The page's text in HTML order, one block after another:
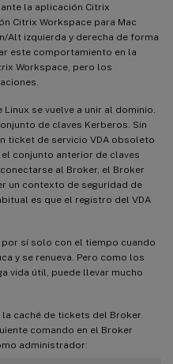
la aplicación Citrix
Citrix Workspace para Mac
Alt izquierda y derecha de forma
este comportamiento en la
Workspace, pero los
se vuelve a unir al dominio.
de claves Kerberos. Sin
ticket de servicio VDA obsoleto
conjunto anterior de claves
al Broker, el Broker
un contexto de seguridad de
es que el registro del VDA
sí solo con el tiempo cuando
y se renueva. Pero como los
vida útil, puede llevar mucho
caché de tickets del Broker.
comando en el Broker
administrador: